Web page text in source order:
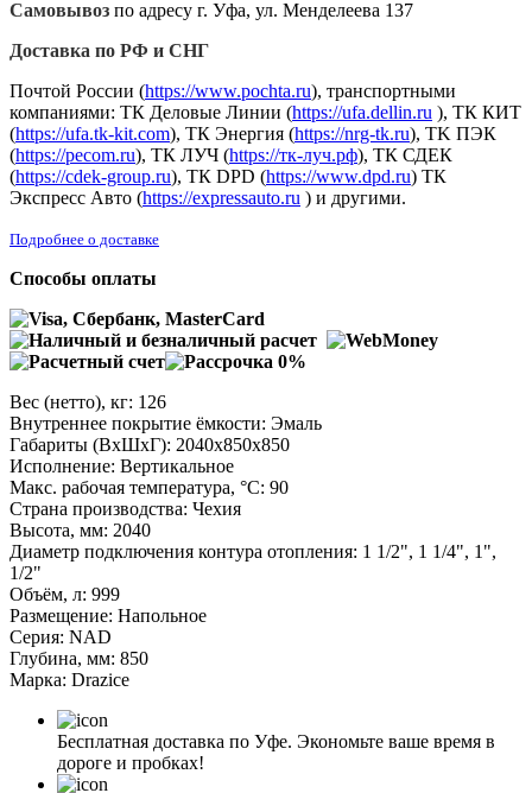
Самовывоз по адресу г. Уфа, ул. Менделеева 137
Доставка по РФ и СНГ
Почтой России (https://www.pochta.ru), транспортными
компаниями: ТК Деловые Линии (https://ufa.dellin.ru ), ТК КИТ
(https://ufa.tk-kit.com), ТК Энергия (https://nrg-tk.ru), ТK ПЭК
(https://pecom.ru), ТК ЛУЧ (https://тк-луч.рф), ТК СДЕК
(https://cdek-group.ru), ТК DPD (https://www.dpd.ru) ТК
Экспресс Авто (https://expressauto.ru ) и другими.
Подробнее о доставке
Способы оплаты
Вес (нетто), кг: 126
Внутреннее покрытие ёмкости: Эмаль
Габариты (ВхШхГ): 2040х850х850
Исполнение: Вертикальное
Макс. рабочая температура, °C: 90
Страна производства: Чехия
Высота, мм: 2040
Диаметр подключения контура отопления: 1 1/2", 1 1/4", 1",
1/2"
Объём, л: 999
Размещение: Напольное
Серия: NAD
Глубина, мм: 850
Марка: Drazice
Бесплатная доставка по Уфе. Экономьте ваше время в
дороге и пробках!